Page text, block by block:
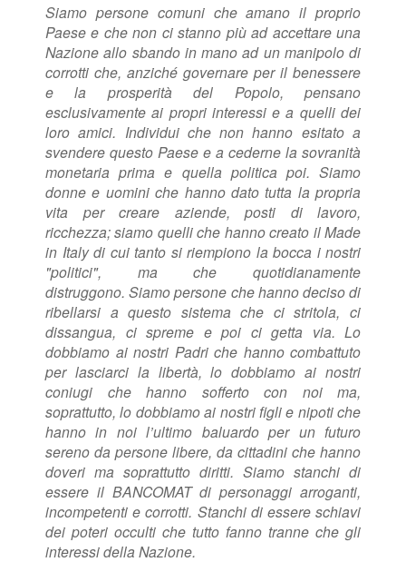
Siamo persone comuni che amano il proprio
Paese e che non ci stanno più ad accettare una
Nazione allo sbando in mano ad un manipolo di
corrotti che, anziché governare per il benessere
e la prosperità del Popolo, pensano
esclusivamente ai propri interessi e a quelli dei
loro amici. Individui che non hanno esitato a
svendere questo Paese e a cederne la sovranità
monetaria prima e quella politica poi. Siamo
donne e uomini che hanno dato tutta la propria
vita per creare aziende, posti di lavoro,
ricchezza; siamo quelli che hanno creato il Made
in Italy di cui tanto si riempiono la bocca i nostri
"politici", ma che quotidianamente
distruggono.Siamo persone che hanno deciso di
ribellarsi a questo sistema che ci stritola, ci
dissangua, ci spreme e poi ci getta via. Lo
dobbiamo ai nostri Padri che hanno combattuto
per lasciarci la libertà, lo dobbiamo ai nostri
coniugi che hanno sofferto con noi ma,
soprattutto, lo dobbiamo ai nostri figli e nipoti che
hanno in noi l’ultimo baluardo per un futuro
sereno da persone libere, da cittadini che hanno
doveri ma soprattutto diritti. Siamo stanchi di
essere il BANCOMAT di personaggi arroganti,
incompetenti e corrotti. Stanchi di essere schiavi
dei poteri occulti che tutto fanno tranne che gli
interessi della Nazione.